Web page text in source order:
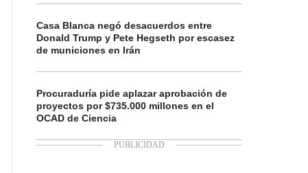
Casa Blanca negó desacuerdos entre
Donald Trump y Pete Hegseth por escasez
de municiones en Irán
Procuraduría pide aplazar aprobación de
proyectos por $735.000 millones en el
OCAD de Ciencia